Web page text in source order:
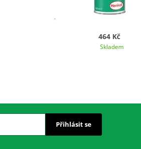
464 Kč
Skladem
Přihlásit se